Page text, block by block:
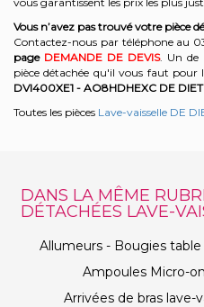
Vous n’avez pas trouvé votre pièce
Contactez-nous par téléphone au
page DEMANDE DE DEVIS. Un de
pièce détachée qu'il vous faut
DVI400XE1 - AO8HDHEXC DE
Toutes les pièces Lave-vaisselle DE
DANS LA MÊME
DÉTACHÉES LAVE-
Allumeurs - Bougies
Ampoules Micro-
Arrivées de bras lave-